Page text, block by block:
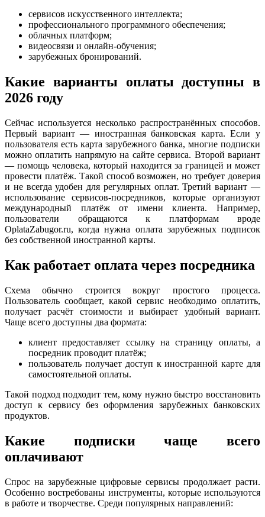
сервисов искусственного интеллекта;
профессионального программного обеспечения;
облачных платформ;
видеосвязи и онлайн-обучения;
зарубежных бронирований.
Какие варианты оплаты доступны в
2026 году
Сейчас используется несколько распространённых способов.
Первый вариант — иностранная банковская карта. Если у
пользователя есть карта зарубежного банка, многие подписки
можно оплатить напрямую на сайте сервиса. Второй вариант
— помощь человека, который находится за границей и может
провести платёж. Такой способ возможен, но требует доверия
и не всегда удобен для регулярных оплат. Третий вариант —
использование сервисов-посредников, которые организуют
международный платёж от имени клиента. Например,
пользователи обращаются к платформам вроде
OplataZabugor.ru, когда нужна оплата зарубежных подписок
без собственной иностранной карты.
Как работает оплата через посредника
Схема обычно строится вокруг простого процесса.
Пользователь сообщает, какой сервис необходимо оплатить,
получает расчёт стоимости и выбирает удобный вариант.
Чаще всего доступны два формата:
клиент предоставляет ссылку на страницу оплаты, а
посредник проводит платёж;
пользователь получает доступ к иностранной карте для
самостоятельной оплаты.
Такой подход подходит тем, кому нужно быстро восстановить
доступ к сервису без оформления зарубежных банковских
продуктов.
Какие подписки чаще всего
оплачивают
Спрос на зарубежные цифровые сервисы продолжает расти.
Особенно востребованы инструменты, которые используются
в работе и творчестве. Среди популярных направлений: